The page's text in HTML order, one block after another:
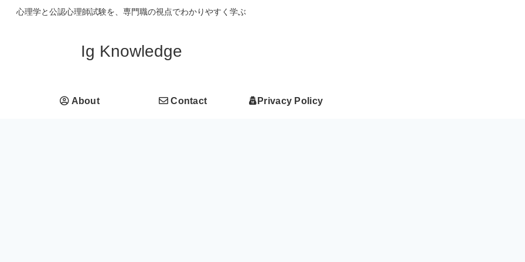
心理学と公認心理師試験を、専門職の視点でわかりやすく学ぶ
Ig Knowledge
About Contact Privacy Policy